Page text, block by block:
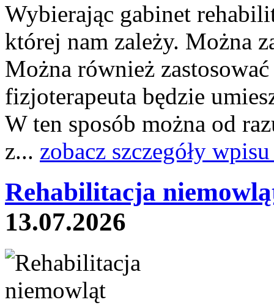
Wybierając gabinet
której nam zależy. Można
Można również
fizjoterapeuta będzie
W ten sposób można od
z... zobacz szczegóły
Rehabilitacja
13.07.2026